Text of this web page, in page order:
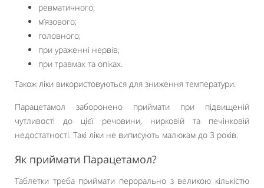
ревматичного;
м’язового;
головного;
при ураженні нервів;
при травмах та опіках.
Також ліки використовуються для зниження температури.
Парацетамол заборонено приймати при підвищеній
чутливості до цієї речовини, нирковій та печінковій
недостатності. Такі ліки не виписують малюкам до 3 років.
Як приймати Парацетамол?
Таблетки треба приймати перорально з великою кількістю